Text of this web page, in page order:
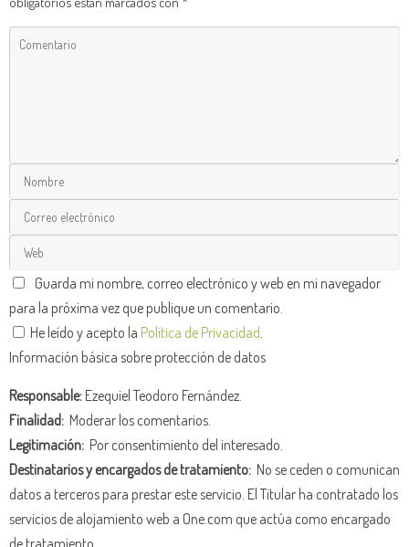
Guarda mi nombre, correo electrónico y web en mi navegador
para la próxima vez que publique un comentario.
He leído y acepto la Política de Privacidad
Información básica sobre protección de datos
Responsable:Ezequiel Teodoro Fernández.
Finalidad: Moderar los comentarios.
Legitimación: Por consentimiento del interesado.
Destinatarios y encargados de tratamiento: No se ceden o comunican
datos a terceros para prestar este servicio. El Titular ha contratado los
servicios de alojamiento web a One.com que actúa como encargado
de tratamiento.